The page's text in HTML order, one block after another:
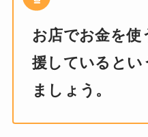
お店でお金を使
援しているとい
ましょう。